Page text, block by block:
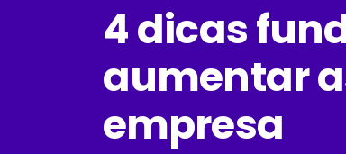
4 dicas
aumentar
empresa